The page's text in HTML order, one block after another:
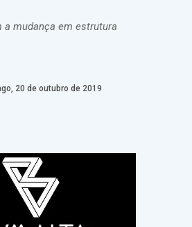
a mudança em estrutura
20 de outubro de 2019